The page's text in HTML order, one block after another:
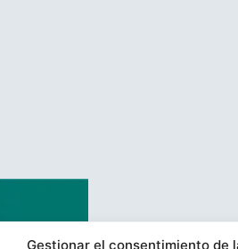
Gestionar el consentimiento de